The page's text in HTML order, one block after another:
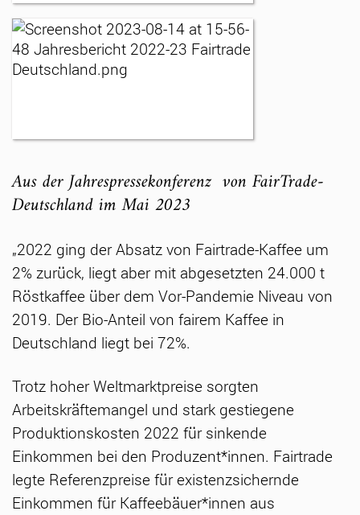
Aus der Jahrespressekonferenz von FairTrade-
Deutschland im Mai 2023
„2022 ging der Absatz von Fairtrade-Kaffee um
2% zurück, liegt aber mit abgesetzten 24.000 t
Röstkaffee über dem Vor-Pandemie Niveau von
2019. Der Bio-Anteil von fairem Kaffee in
Deutschland liegt bei 72%.
Trotz hoher Weltmarktpreise sorgten
Arbeitskräftemangel und stark gestiegene
Produktionskosten 2022 für sinkende
Einkommen bei den Produzent*innen. Fairtrade
legte Referenzpreise für existenzsichernde
Einkommen für Kaffeebäuer*innen aus